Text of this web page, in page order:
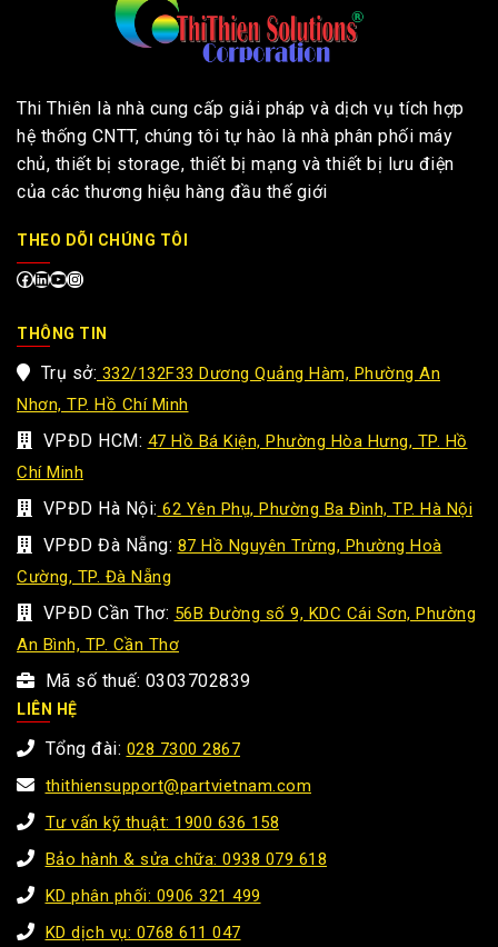
Thi Thiên là nhà cung cấp giải pháp và dịch vụ tích hợp
hệ thống CNTT, chúng tôi tự hào là nhà phân phối máy
chủ, thiết bị storage, thiết bị mạng và thiết bị lưu điện
của các thương hiệu hàng đầu thế giới
THEO DÕI CHÚNG TÔI
THÔNG TIN
Trụ sở: 332/132F33 Dương Quảng Hàm, Phường An
Nhơn, TP. Hồ Chí Minh
VPĐD HCM: 47 Hồ Bá Kiện, Phường Hòa Hưng, TP. Hồ
Chí Minh
VPĐD Hà Nội: 62 Yên Phụ, Phường Ba Đình, TP. Hà Nội
VPĐD Đà Nẵng: 87 Hồ Nguyên Trừng, Phường Hoà
Cường, TP. Đà Nẵng
VPĐD Cần Thơ: 56B Đường số 9, KDC Cái Sơn, Phường
An Bình, TP. Cần Thơ
Mã số thuế: 0303702839
LIÊN HỆ
Tổng đài: 028 7300 2867
thithiensupport@partvietnam.com
Tư vấn kỹ thuật: 1900 636 158
Bảo hành & sửa chữa: 0938 079 618
KD phân phối: 0906 321 499
KD dịch vụ: 0768 611 047